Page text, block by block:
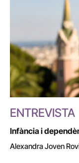
ENTREVISTA
Infància i
Alexandra Joven